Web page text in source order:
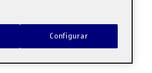
Configurar